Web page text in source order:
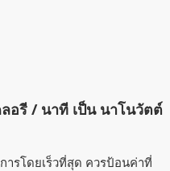
อรี / นาที เป็น นาโนวัตต์
ารโดยเร็วที่สุด ควรป้อนค่าที่